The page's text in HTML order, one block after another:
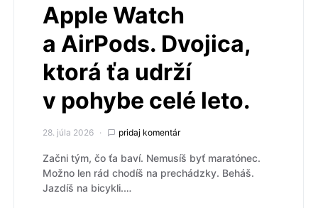
Apple Watch
a AirPods. Dvojica,
ktorá ťa udrží
v pohybe celé leto.
28. júla 2026 pridaj komentár
Začni tým, čo ťa baví. Nemusíš byť maratónec.
Možno len rád chodíš na prechádzky. Beháš.
Jazdíš na bicykli.…